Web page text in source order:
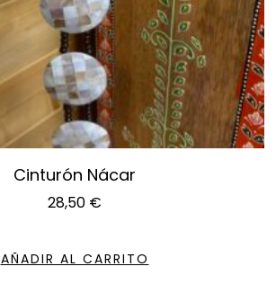
Cinturón Nácar
28,50 €
AÑADIR AL CARRITO